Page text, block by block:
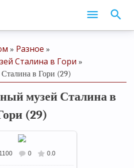
» Разное »
Сталина в Гори »
в Гори (29)
музей Сталина в
(29)
В реальном размере
1100 0 0.0